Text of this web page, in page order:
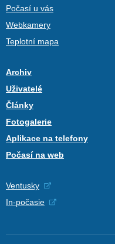
Počasí u vás
Webkamery
Teplotní mapa
Archiv
Uživatelé
Články
Fotogalerie
Aplikace na telefony
Počasí na web
Ventusky
In-počasie